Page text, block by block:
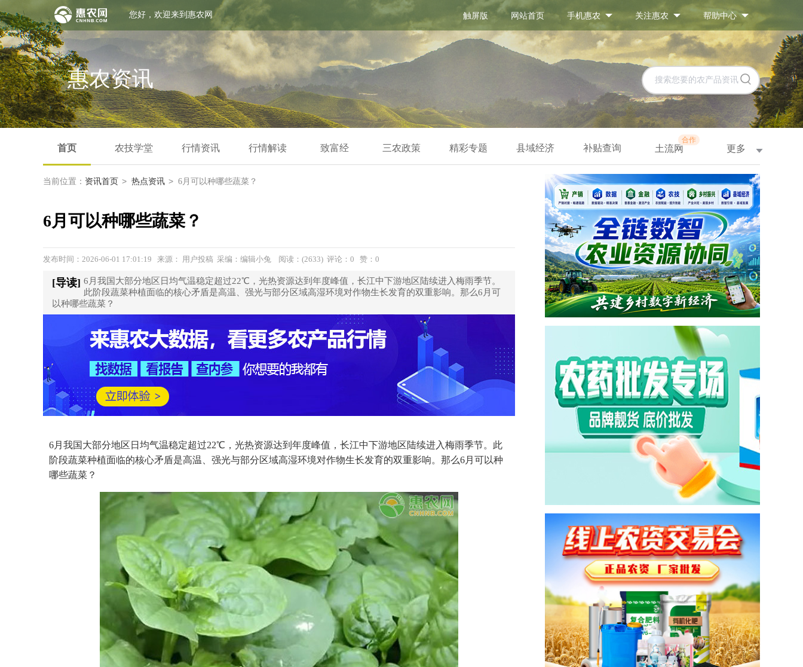
您好，欢迎来到惠农网 触屏版 网站首页 手机惠农 关注惠农 帮助中心
惠农资讯
首页 农技学堂 行情资讯 行情解读 致富经 三农政策 精彩专题 县域经济 补贴查询 土流网
合作
更多
当前位置： 资讯首页 > 热点资讯 > 6月可以种哪些蔬菜？
6月可以种哪些蔬菜？
发布时间：2026-06-01 17:01:19 来源： 用户投稿 采编：编辑小兔 阅读：(2633) 评论：0 赞： 0
[导读] 6月我国大部分地区日均气温稳定超过22℃，光热资源达到年度峰值，长江中下游地区陆续进入梅雨季节。
此阶段蔬菜种植面临的核心矛盾是高温、强光与部分区域高湿环境对作物生长发育的双重影响。那么6月可
以种哪些蔬菜？
6月我国大部分地区日均气温稳定超过22℃，光热资源达到年度峰值，长江中下游地区陆续进入梅雨季节。此
阶段蔬菜种植面临的核心矛盾是高温、强光与部分区域高湿环境对作物生长发育的双重影响。那么6月可以种
哪些蔬菜？